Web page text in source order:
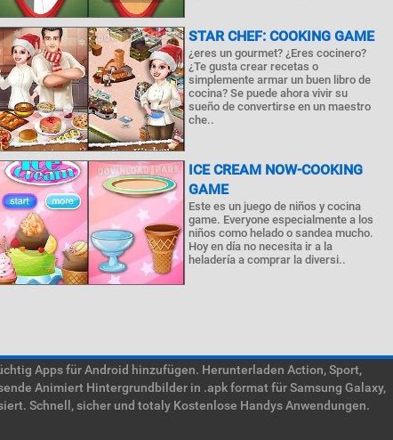
STAR CHEF: COOKING GAME
¿eres un gourmet? ¿Eres cocinero?
¿Te gusta crear recetas o
simplemente armar un buen libro de
cocina? Se puede ahora vivir su
sueño de convertirse en un maestro
che..
ICE CREAM NOW-COOKING
GAME
Este es un juego de niños y cocina
game. Everyone especialmente a los
niños como helado o sandea mucho.
Hoy en día no necesita ir a la
heladería a comprar la diversi..
Apps für Android hinzufügen. Herunterladen Action, Sport,
Animiert Hintergrundbilder in .apk format für Samsung Galaxy,
Schnell, sicher und totaly Kostenlose Handys Anwendungen.